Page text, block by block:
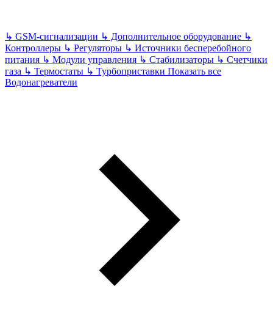
↳ GSM-сигнализации ↳ Дополнительное оборудование ↳
Контроллеры ↳ Регуляторы ↳ Источники бесперебойного
питания ↳ Модули управления ↳ Стабилизаторы ↳ Счетчики
газа ↳ Термостаты ↳ Турбоприставки Показать все
Водонагреватели